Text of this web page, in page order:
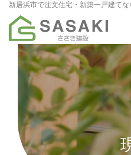
新居浜市で注文住宅・新築一戸建てな